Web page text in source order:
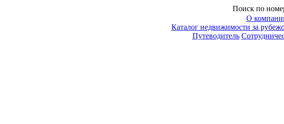
Поиск по
О
Каталог недвижимости за
Путеводитель